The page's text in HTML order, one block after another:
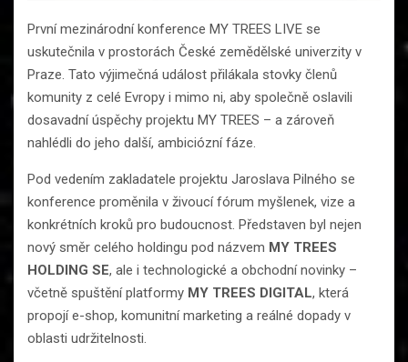
První mezinárodní konference MY TREES LIVE se
uskutečnila v prostorách České zemědělské univerzity v
Praze. Tato výjimečná událost přilákala stovky členů
komunity z celé Evropy i mimo ni, aby společně oslavili
dosavadní úspěchy projektu MY TREES – a zároveň
nahlédli do jeho další, ambiciózní fáze.
Pod vedením zakladatele projektu Jaroslava Pilného se
konference proměnila v živoucí fórum myšlenek, vize a
konkrétních kroků pro budoucnost. Představen byl nejen
nový směr celého holdingu pod názvem MY TREES
HOLDING SE, ale i technologické a obchodní novinky –
včetně spuštění platformy MY TREES DIGITAL, která
propojí e-shop, komunitní marketing a reálné dopady v
oblasti udržitelnosti.